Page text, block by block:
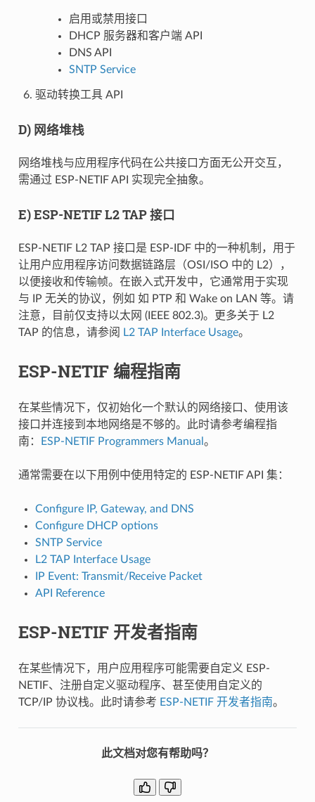
启用或禁用接口
DHCP 服务器和客户端 API
DNS API
SNTP Service
驱动转换工具 API
D) 网络堆栈
网络堆栈与应用程序代码在公共接口方面无公开交互，
需通过 ESP-NETIF API 实现完全抽象。
E) ESP-NETIF L2 TAP 接口
ESP-NETIF L2 TAP 接口是 ESP-IDF 中的一种机制，用于
让用户应用程序访问数据链路层（OSI/ISO 中的 L2），
以便接收和传输帧。在嵌入式开发中，它通常用于实现
与 IP 无关的协议，例如 如 PTP 和 Wake on LAN 等。请
注意，目前仅支持以太网 (IEEE 802.3)。更多关于 L2
TAP 的信息，请参阅
L2 TAP Interface Usage。
ESP-NETIF 编程指南
在某些情况下，仅初始化一个默认的网络接口、使用该
接口并连接到本地网络是不够的。此时请参考编程指
南：
ESP-NETIF Programmers Manual 。
通常需要在以下用例中使用特定的 ESP-NETIF API 集：
Configure IP, Gateway, and DNS
Configure DHCP options
SNTP Service
L2 TAP Interface Usage
IP Event: Transmit/Receive Packet
API Reference
ESP-NETIF 开发者指南
在某些情况下，用户应用程序可能需要自定义 ESP-
NETIF、注册自定义驱动程序、甚至使用自定义的
TCP/IP 协议栈。此时请参考 ESP-NETIF 开发者指南。
此文档对您有帮助吗？